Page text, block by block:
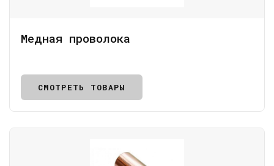
Медная проволока
СМОТРЕТЬ ТОВАРЫ